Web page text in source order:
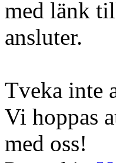
med länk
ansluter.
Tveka inte
Vi hoppas
med oss!